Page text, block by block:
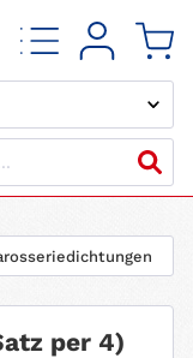
per 4)